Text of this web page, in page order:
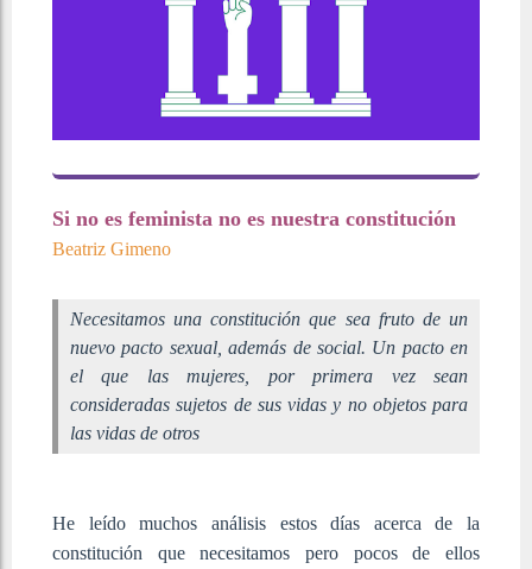
Si no es feminista no es nuestra constitución
Beatriz Gimeno
Necesitamos una constitución que sea fruto de un
nuevo pacto sexual, además de social. Un pacto en
el que las mujeres, por primera vez sean
consideradas sujetos de sus vidas y no objetos para
las vidas de otros
He leído muchos análisis estos días acerca de la
constitución que necesitamos pero pocos de ellos